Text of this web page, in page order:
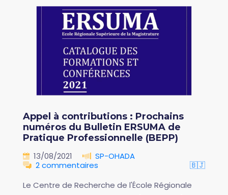
Appel à contributions : Prochains
numéros du Bulletin ERSUMA de
Pratique Professionnelle (BEPP)
13/08/2021
SP-OHADA
2 commentaires
🇧🇯
Le Centre de Recherche de l'École Régionale